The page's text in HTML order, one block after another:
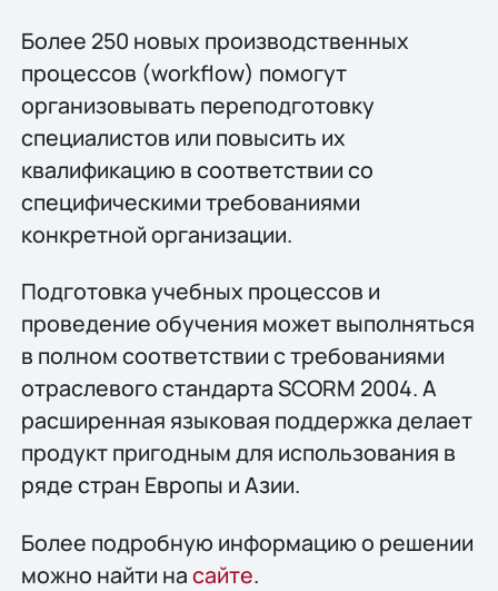
Более 250 новых производственных
процессов (workflow) помогут
организовывать переподготовку
специалистов или повысить их
квалификацию в соответствии со
специфическими требованиями
конкретной организации.
Подготовка учебных процессов и
проведение обучения может выполняться
в полном соответствии с требованиями
отраслевого стандарта SCORM 2004. А
расширенная языковая поддержка делает
продукт пригодным для использования в
ряде стран Европы и Азии.
Более подробную информацию о решении
можно найти насайте.